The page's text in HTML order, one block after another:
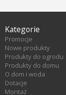
Kategorie
Promocje
Nowe produkty
Produkty do ogrodu
Produkty do domu
O dom i woda
Dotacje
Montaż